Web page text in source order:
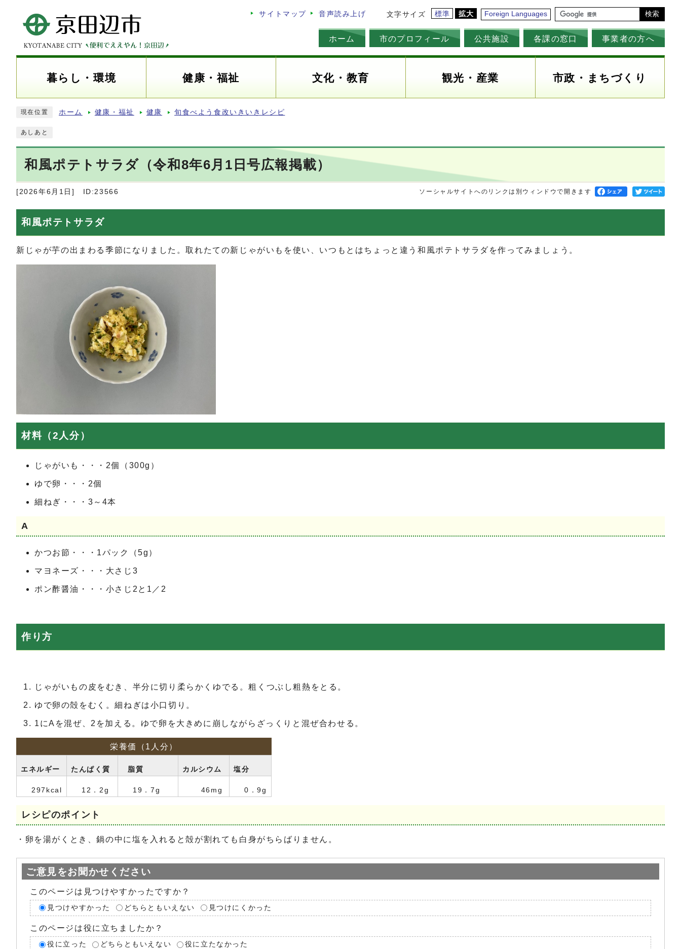
サイトマップ 音声読み上げ 文字サイズ 標準 拡大 Foreign Languages 検索
ホーム 市のプロフィール 公共施設 各課の窓口 事業者の方へ
暮らし・環境 健康・福祉 文化・教育 観光・産業 市政・まちづくり
現在位置 ホーム 健康・福祉 健康 旬食べよう食改いきいきレシピ
あしあと
和風ポテトサラダ（令和8年6月1日号広報掲載）
[2026年6月1日] ID:23566 ソーシャルサイトへのリンクは別ウィンドウで開きます
和風ポテトサラダ
新じゃが芋の出まわる季節になりました。取れたての新じゃがいもを使い、いつもとはちょっと違う和風ポテトサラダを作ってみましょう。
材料（2人分）
じゃがいも・・・2個（300g）
ゆで卵・・・2個
細ねぎ・・・3～4本
A
かつお節・・・1パック（5g）
マヨネーズ・・・大さじ3
ポン酢醤油・・・小さじ2と1／2
作り方
じゃがいもの皮をむき、半分に切り柔らかくゆでる。粗くつぶし粗熱をとる。
ゆで卵の殻をむく。細ねぎは小口切り。
1にAを混ぜ、2を加える。ゆで卵を大きめに崩しながらざっくりと混ぜ合わせる。
栄養価（1人分）
エネルギー たんぱく質 脂質 カルシウム 塩分
297kcal 12．2g 19．7g 46mg 0．9g
レシピのポイント
・卵を湯がくとき、鍋の中に塩を入れると殻が割れても白身がちらばりません。
ご意見をお聞かせください
このページは見つけやすかったですか？
見つけやすかった どちらともいえない 見つけにくかった
このページは役に立ちましたか？
役に立った どちらともいえない 役に立たなかった